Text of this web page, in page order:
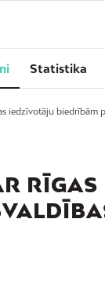
Statistika
iedzīvotāju biedrībām